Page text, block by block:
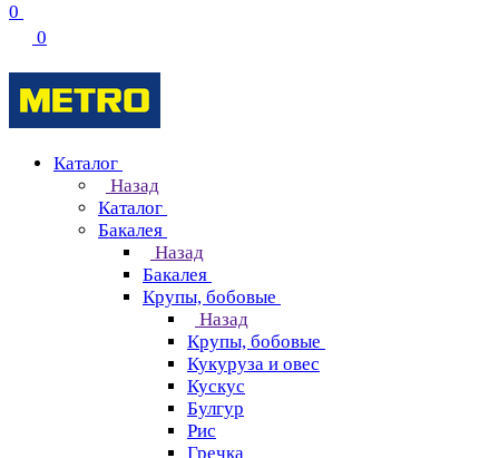
0
0
Каталог
Назад
Каталог
Бакалея
Назад
Бакалея
Крупы, бобовые
Назад
Крупы, бобовые
Кукуруза и овес
Кускус
Булгур
Рис
Гречка